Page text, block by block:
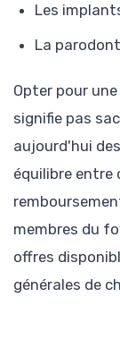
Les
La
Opter pour une
signifie pas
aujourd'hui
équilibre
membres du
offres
générales de